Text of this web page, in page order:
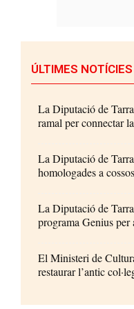
ÚLTIMES
La Diputació de
ramal per connectar
La Diputació de
homologades a
La Diputació de
programa Genius per
El Ministeri de
restaurar l’antic